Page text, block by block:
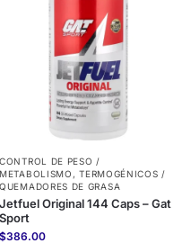
CONTROL DE PESO /
METABOLISMO ,TERMOGÉNICOS /
QUEMADORES DE GRASA
Jetfuel Original 144 Caps – Gat
Sport
$386.00